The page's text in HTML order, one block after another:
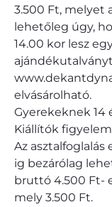
3.500 Ft, melyet
lehetőleg úgy,
14.00 kor lesz
elvásárolható.
Gyerekeknek 14
Kiállítók
Az asztalfoglalás
ig bezárólag
bruttó 4.500 Ft-
mely 3.500 Ft.